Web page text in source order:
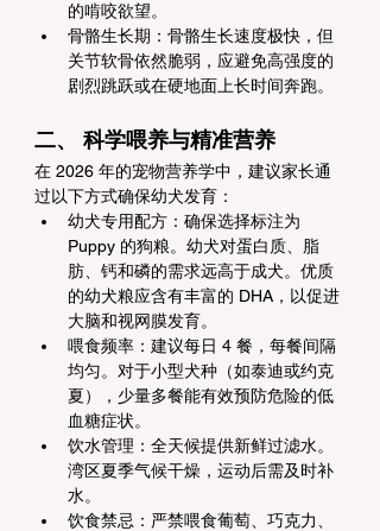
的啃咬欲望。
骨骼生长期：骨骼生长速度极快，但
关节软骨依然脆弱，应避免高强度的
剧烈跳跃或在硬地面上长时间奔跑。
二、 科学喂养与精准营养
在 2026 年的宠物营养学中，建议家长通
过以下方式确保幼犬发育：
幼犬专用配方：确保选择标注为
Puppy 的狗粮。幼犬对蛋白质、脂
肪、钙和磷的需求远高于成犬。优质
的幼犬粮应含有丰富的 DHA，以促进
大脑和视网膜发育。
喂食频率：建议每日 4 餐，每餐间隔
均匀。对于小型犬种（如泰迪或约克
夏），少量多餐能有效预防危险的低
血糖症状。
饮水管理：全天候提供新鲜过滤水。
湾区夏季气候干燥，运动后需及时补
水。
饮食禁忌：严禁喂食葡萄、巧克力、